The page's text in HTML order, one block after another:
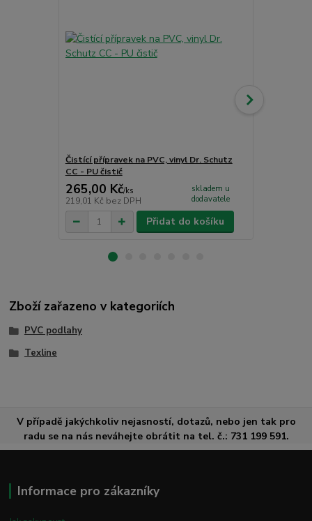
Čistící přípravek na PVC, vinyl Dr. Schutz
CC - PU čistič
265,00 Kč/ks
219,01 Kč bez DPH
skladem u
dodavatele
Přidat do košíku
Zboží zařazeno v kategoriích
PVC podlahy
Texline
V případě jakýchkoliv nejasností, dotazů, nebo jen tak pro
radu se na nás neváhejte obrátit na tel. č.: 731 199 591.
Informace pro zákazníky